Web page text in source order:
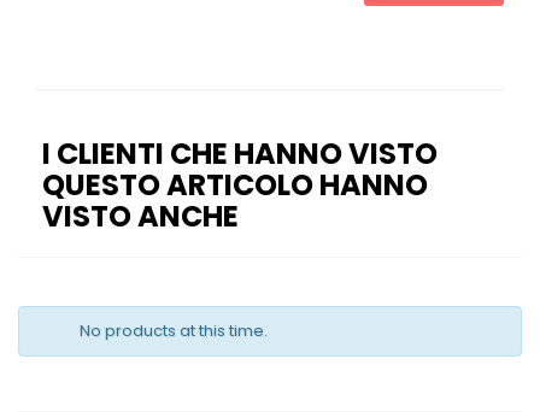
I CLIENTI CHE HANNO VISTO
QUESTO ARTICOLO HANNO
VISTO ANCHE
No products at this time.